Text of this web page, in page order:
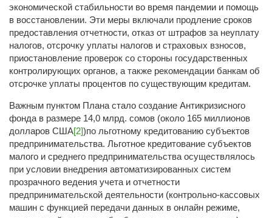
экономической стабильности во время пандемии и помощь
в восстановлении. Эти меры включали продление сроков
предоставления отчетности, отказ от штрафов за неуплату
налогов, отсрочку уплаты налогов и страховых взносов,
приостановление проверок со стороны государственных
контролирующих органов, а также рекомендации банкам об
отсрочке уплаты процентов по существующим кредитам.
Важным пунктом Плана стало создание Антикризисного
фонда в размере 14,0 млрд. сомов (около 165 миллионов
долларов США[2])по льготному кредитованию субъектов
предпринимательства. Льготное кредитование субъектов
малого и среднего предпринимательства осуществлялось
при условии внедрения автоматизированных систем
прозрачного ведения учета и отчетности
предпринимательской деятельности (контрольно-кассовых
машин с функцией передачи данных в онлайн режиме,